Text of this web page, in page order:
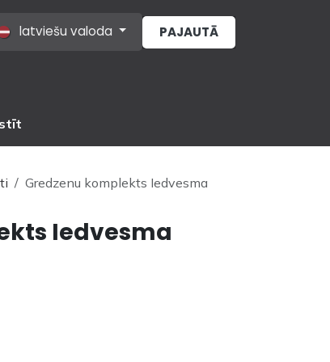
latviešu valoda PAJAUTĀ
Gredzenu komplekts Iedvesma
Iedvesma